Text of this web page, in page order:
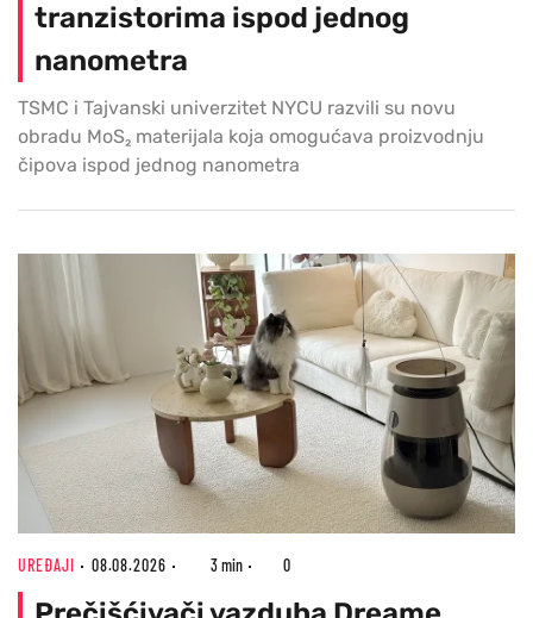
tranzistorima ispod jednog
nanometra
TSMC i Tajvanski univerzitet NYCU razvili su novu
obradu MoS₂ materijala koja omogućava proizvodnju
čipova ispod jednog nanometra
UREĐAJI 08.08.2026 3 min 0